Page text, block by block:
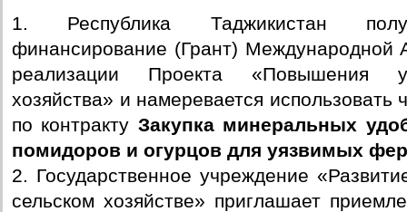
1. Республика Таджикистан
финансирование (Грант) Международной
реализации Проекта «Повышения
хозяйства» и намеревается использовать
по контракту Закупка минеральных
помидоров и огурцов для уязвимых
2. Государственное учреждение
сельском хозяйстве» приглашает